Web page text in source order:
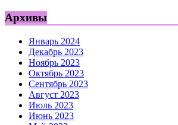
Архивы
Январь 2024
Декабрь 2023
Ноябрь 2023
Октябрь 2023
Сентябрь 2023
Август 2023
Июль 2023
Июнь 2023